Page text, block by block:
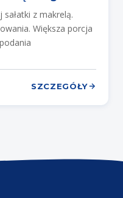
z makrelą.
Większa porcja
SZCZEGÓŁY